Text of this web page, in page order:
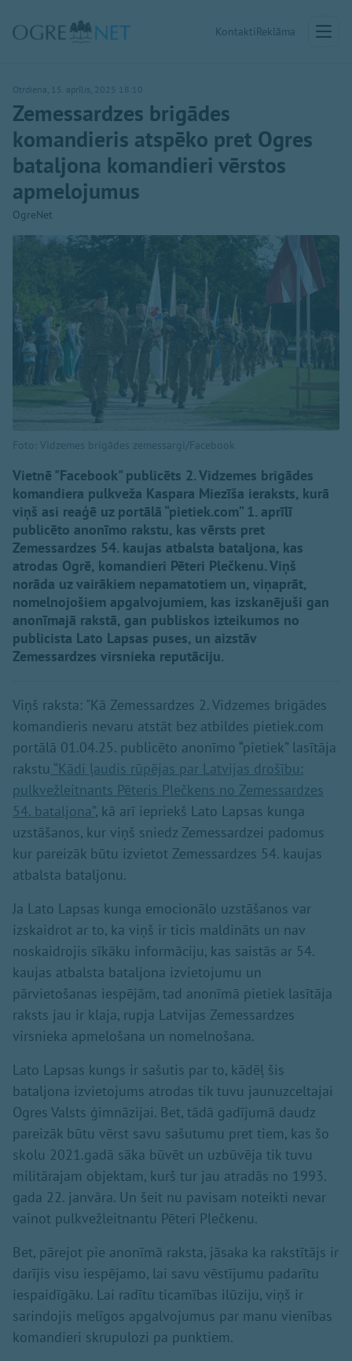
KontaktiReklāma
Otrdiena, 15. aprīlis, 2025 18:10
Zemessardzes brigādes
komandieris atspēko pret Ogres
bataljona komandieri vērstos
apmelojumus
OgreNet
Foto: Vidzemes brigādes zemessargi/Facebook
Vietnē "Facebook" publicēts 2. Vidzemes brigādes
komandiera pulkveža Kaspara Miezīša ieraksts, kurā
viņš asi reaģē uz portālā “pietiek.com” 1. aprīlī
publicēto anonīmo rakstu, kas vērsts pret
Zemessardzes 54. kaujas atbalsta bataljona, kas
atrodas Ogrē, komandieri Pēteri Plečkenu. Viņš
norāda uz vairākiem nepamatotiem un, viņaprāt,
nomelnojošiem apgalvojumiem, kas izskanējuši gan
anonīmajā rakstā, gan publiskos izteikumos no
publicista Lato Lapsas puses, un aizstāv
Zemessardzes virsnieka reputāciju.
Viņš raksta: "Kā Zemessardzes 2. Vidzemes brigādes
komandieris nevaru atstāt bez atbildes pietiek.com
portālā 01.04.25. publicēto anonīmo “pietiek” lasītāja
rakstu “Kādi ļaudis rūpējas par Latvijas drošību:
pulkvežleitnants Pēteris Plečkens no Zemessardzes
54. bataljona”, kā arī iepriekš Lato Lapsas kunga
uzstāšanos, kur viņš sniedz Zemessardzei padomus
kur pareizāk būtu izvietot Zemessardzes 54. kaujas
atbalsta bataljonu.
Ja Lato Lapsas kunga emocionālo uzstāšanos var
izskaidrot ar to, ka viņš ir ticis maldināts un nav
noskaidrojis sīkāku informāciju, kas saistās ar 54.
kaujas atbalsta bataljona izvietojumu un
pārvietošanas iespējām, tad anonīmā pietiek lasītāja
raksts jau ir klaja, rupja Latvijas Zemessardzes
virsnieka apmelošana un nomelnošana.
Lato Lapsas kungs ir sašutis par to, kādēļ šis
bataljona izvietojums atrodas tik tuvu jaunuzceltajai
Ogres Valsts ģimnāzijai. Bet, tādā gadījumā daudz
pareizāk būtu vērst savu sašutumu pret tiem, kas šo
skolu 2021.gadā sāka būvēt un uzbūvēja tik tuvu
militārajam objektam, kurš tur jau atradās no 1993.
gada 22. janvāra. Un šeit nu pavisam noteikti nevar
vainot pulkvežleitnantu Pēteri Plečkenu.
Bet, pārejot pie anonīmā raksta, jāsaka ka rakstītājs ir
darījis visu iespējamo, lai savu vēstījumu padarītu
iespaidīgāku. Lai radītu ticamības ilūziju, viņš ir
sarindojis melīgos apgalvojumus par manu vienības
komandieri skrupulozi pa punktiem.